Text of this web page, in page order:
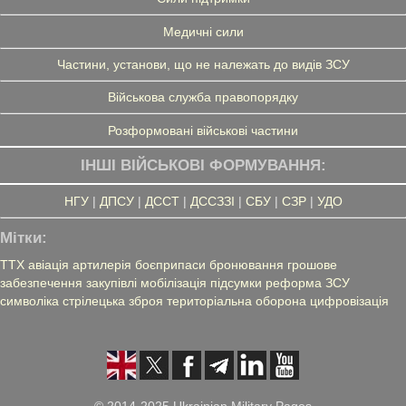
Медичні сили
Частини, установи, що не належать до видів ЗСУ
Військова служба правопорядку
Розформовані військові частини
ІНШІ ВІЙСЬКОВІ ФОРМУВАННЯ:
НГУ| ДПСУ| ДССТ| ДССЗЗІ | СБУ| СЗР| УДО
Мітки:
ТТХ авіація артилерія боєприпаси бронювання грошове
забезпечення закупівлі мобілізація підсумки реформа ЗСУ
символіка стрілецька зброя територіальна оборона цифровізація